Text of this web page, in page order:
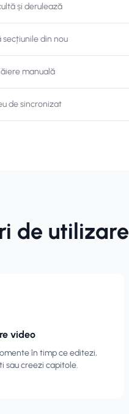
și derulează
secțiunile din nou
manuală
de sincronizat
de utilizare
video
în timp ce editezi,
sau creezi capitole.